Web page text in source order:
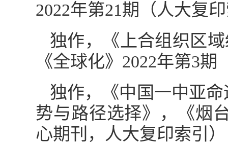
2022年第21期（人大复
独作，《上合组织区
《全球化》2022年第3
独作，《中国一中亚
势与路径选择》，《烟
心期刊，人大复印索引